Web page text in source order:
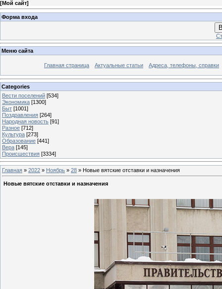
[Мой сайт]
Форма входа
Меню сайта
Главная страница Актуальные статьи Адреса, телефоны, справки
Categories
Вести поселений [534]
Экономика [1300]
Быт [1001]
Поздравления [264]
Народная новость [91]
Разное [712]
Культура [273]
Образование [441]
Вера [145]
Происшествия [3334]
Главная » 2022 » Ноябрь » 28 » Новые вятские отставки и назначения
Новые вятские отставки и назначения